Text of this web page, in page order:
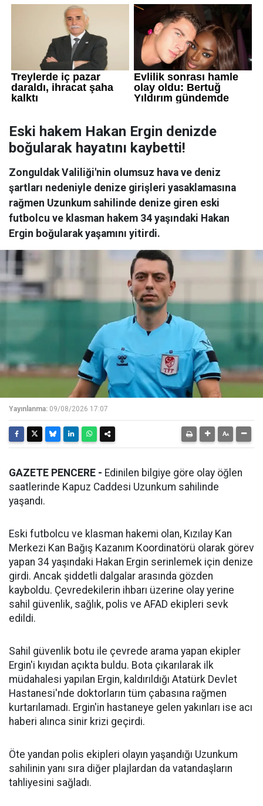
Eski hakem Hakan Ergin denizde
boğularak hayatını kaybetti!
Zonguldak Valiliği'nin olumsuz hava ve deniz
şartları nedeniyle denize girişleri yasaklamasına
rağmen Uzunkum sahilinde denize giren eski
futbolcu ve klasman hakem 34 yaşındaki Hakan
Ergin boğularak yaşamını yitirdi.
Yayınlanma: 09/08/2026 17:07
GAZETE PENCERE - Edinilen bilgiye göre olay öğlen
saatlerinde Kapuz Caddesi Uzunkum sahilinde
yaşandı.
Eski futbolcu ve klasman hakemi olan, Kızılay Kan
Merkezi Kan Bağış Kazanım Koordinatörü olarak görev
yapan 34 yaşındaki Hakan Ergin serinlemek için denize
girdi. Ancak şiddetli dalgalar arasında gözden
kayboldu. Çevredekilerin ihbarı üzerine olay yerine
sahil güvenlik, sağlık, polis ve AFAD ekipleri sevk
edildi.
Sahil güvenlik botu ile çevrede arama yapan ekipler
Ergin'i kıyıdan açıkta buldu. Bota çıkarılarak ilk
müdahalesi yapılan Ergin, kaldırıldığı Atatürk Devlet
Hastanesi'nde doktorların tüm çabasına rağmen
kurtarılamadı. Ergin'in hastaneye gelen yakınları ise acı
haberi alınca sinir krizi geçirdi.
Öte yandan polis ekipleri olayın yaşandığı Uzunkum
sahilinin yanı sıra diğer plajlardan da vatandaşların
tahliyesini sağladı.